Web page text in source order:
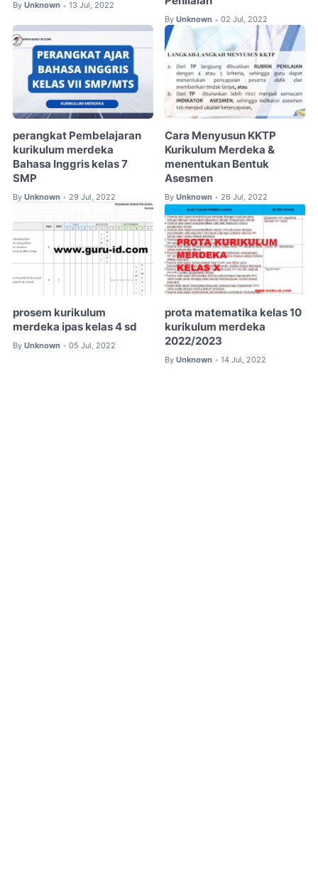
By Unknown • 13 Jul, 2022
By Unknown • 02 Jul, 2022
perangkat Pembelajaran
kurikulum merdeka
Bahasa Inggris kelas 7
SMP
By Unknown • 29 Jul, 2022
Cara Menyusun KKTP
Kurikulum Merdeka &
menentukan Bentuk
Asesmen
By Unknown • 26 Jul, 2022
prosem kurikulum
merdeka ipas kelas 4 sd
By Unknown • 05 Jul, 2022
prota matematika kelas 10
kurikulum merdeka
2022/2023
By Unknown • 14 Jul, 2022